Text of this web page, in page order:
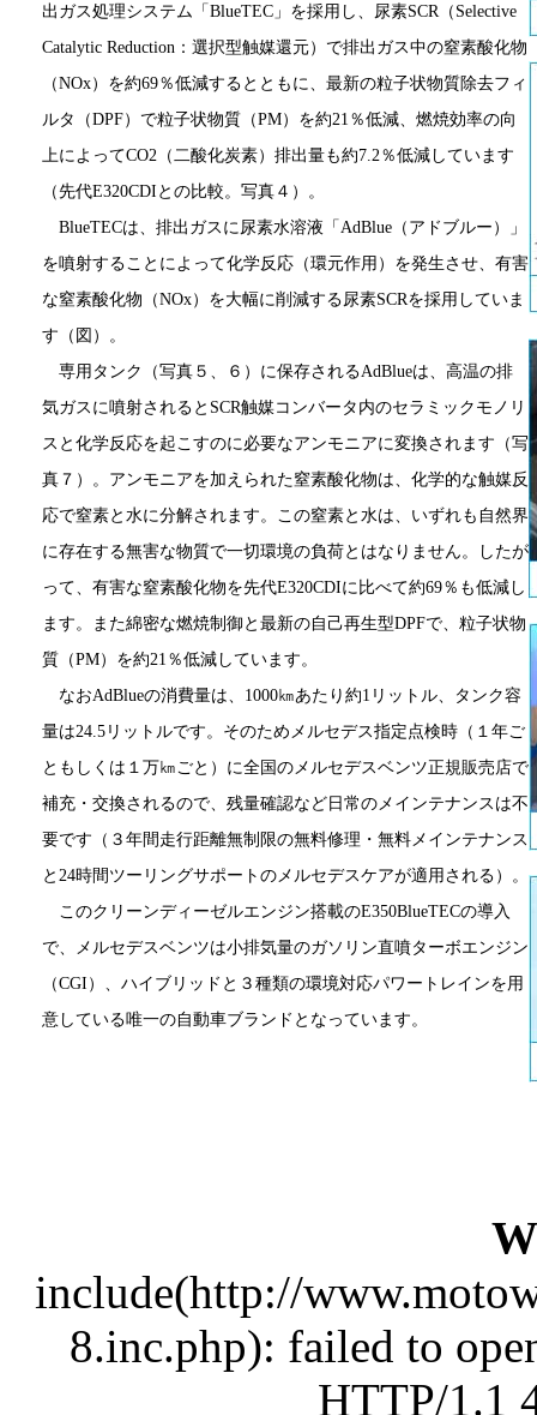
出ガス処理システム「BlueTEC」を採用し、尿素SCR（Selective
Catalytic Reduction：選択型触媒還元）で排出ガス中の窒素酸化物
（NOx）を約69％低減するとともに、最新の粒子状物質除去フィ
ルタ（DPF）で粒子状物質（PM）を約21％低減、燃焼効率の向
上によってCO2（二酸化炭素）排出量も約7.2％低減しています
（先代E320CDIとの比較。写真４）。
BlueTECは、排出ガスに尿素水溶液「AdBlue（アドブルー）」
を噴射することによって化学反応（環元作用）を発生させ、有害
な窒素酸化物（NOx）を大幅に削減する尿素SCRを採用していま
す（図）。
専用タンク（写真５、６）に保存されるAdBlueは、高温の排
気ガスに噴射されるとSCR触媒コンバータ内のセラミックモノリ
スと化学反応を起こすのに必要なアンモニアに変換されます（写
真７）。アンモニアを加えられた窒素酸化物は、化学的な触媒反
応で窒素と水に分解されます。この窒素と水は、いずれも自然界
に存在する無害な物質で一切環境の負荷とはなりません。したが
って、有害な窒素酸化物を先代E320CDIに比べて約69％も低減し
ます。また綿密な燃焼制御と最新の自己再生型DPFで、粒子状物
質（PM）を約21％低減しています。
なおAdBlueの消費量は、1000㎞あたり約1リットル、タンク容
量は24.5リットルです。そのためメルセデス指定点検時（１年ご
ともしくは１万㎞ごと）に全国のメルセデスベンツ正規販売店で
補充・交換されるので、残量確認など日常のメインテナンスは不
要です（３年間走行距離無制限の無料修理・無料メインテナンス
と24時間ツーリングサポートのメルセデスケアが適用される）。
このクリーンディーゼルエンジン搭載のE350BlueTECの導入
で、メルセデスベンツは小排気量のガソリン直噴ターボエンジン
（CGI）、ハイブリッドと３種類の環境対応パワートレインを用
意している唯一の自動車ブランドとなっています。
include(http://
8.inc.php): failed to
HTTP/1.1